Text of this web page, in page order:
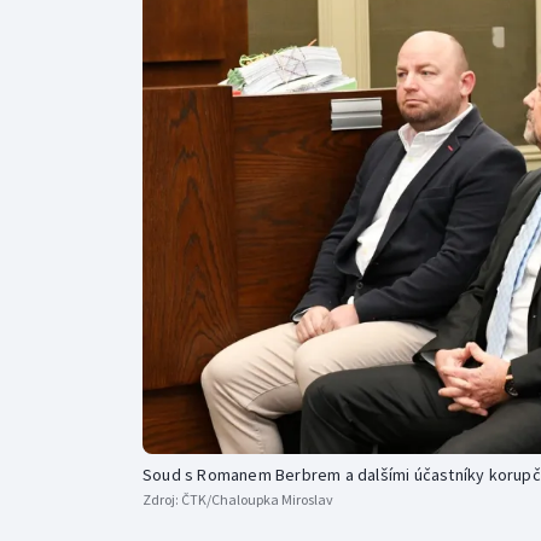
Dostihy
Florbal
Futsal
Golf
Gymnastika
Soud s Romanem Berbrem a dalšími účastníky
Zdroj: ČTK/Chaloupka Miroslav